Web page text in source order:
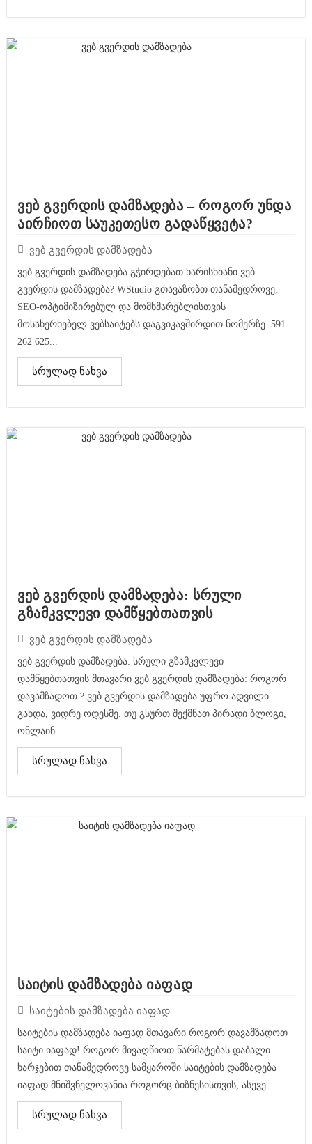
ვებ გვერდის დამზადება – როგორ უნდა
აირჩიოთ საუკეთესო გადაწყვეტა?
ვებ გვერდის დამზადება
ვებ გვერდის დამზადება გჭირდებათ ხარისხიანი ვებ
გვერდის დამზადება? WStudio გთავაზობთ თანამედროვე,
SEO-ოპტიმიზირებულ და მომხმარებლისთვის
მოსახერხებელ ვებსაიტებს.დაგვიკავშირდით ნომერზე: 591
262 625...
სრულად ნახვა
ვებ გვერდის დამზადება: სრული
გზამკვლევი დამწყებთათვის
ვებ გვერდის დამზადება
ვებ გვერდის დამზადება: სრული გზამკვლევი
დამწყებთათვის მთავარი ვებ გვერდის დამზადება: როგორ
დავამზადოთ ? ვებ გვერდის დამზადება უფრო ადვილი
გახდა, ვიდრე ოდესმე. თუ გსურთ შექმნათ პირადი ბლოგი,
ონლაინ...
სრულად ნახვა
საიტის დამზადება იაფად
საიტების დამზადება იაფად
საიტების დამზადება იაფად მთავარი როგორ დავამზადოთ
საიტი იაფად! როგორ მივაღწიოთ წარმატებას დაბალი
ხარჯებით თანამედროვე სამყაროში საიტების დამზადება
იაფად მნიშვნელოვანია როგორც ბიზნესისთვის, ასევე...
სრულად ნახვა